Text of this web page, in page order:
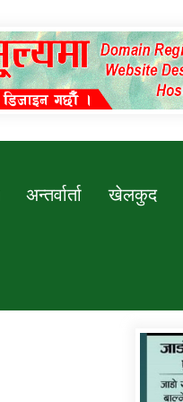
अन्तर्वार्ता खेलकुद